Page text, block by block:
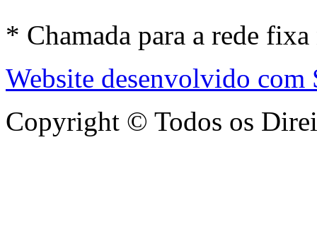
* Chamada para a rede
Website desenvolvido
Copyright © Todos os